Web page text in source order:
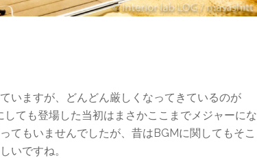
いますが、どんどん厳しくなってきているのが
ても登場した当初はまさかここまでメジャーにな
てもいませんでしたが、昔はBGMに関してもそこ
いですね。